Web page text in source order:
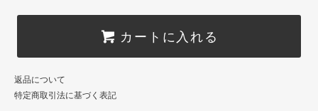
カートに入れる
返品について
特定商取引法に基づく表記